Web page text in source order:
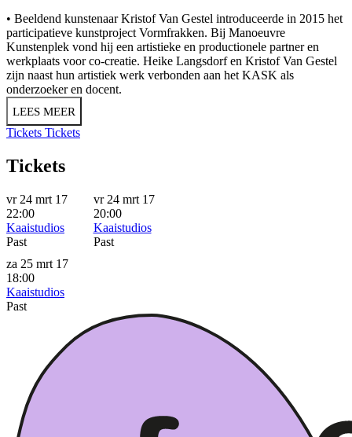
• Beeldend kunstenaar Kristof Van Gestel introduceerde in 2015 het
participatieve kunstproject Vormfrakken. Bij Manoeuvre
Kunstenplek vond hij een artistieke en productionele partner en
werkplaats voor co-creatie. Heike Langsdorf en Kristof Van Gestel
zijn naast hun artistiek werk verbonden aan het KASK als
onderzoeker en docent.
LEES MEER
Tickets Tickets
Tickets
vr 24 mrt 17
22:00
Kaaistudios
Past
vr 24 mrt 17
20:00
Kaaistudios
Past
za 25 mrt 17
18:00
Kaaistudios
Past